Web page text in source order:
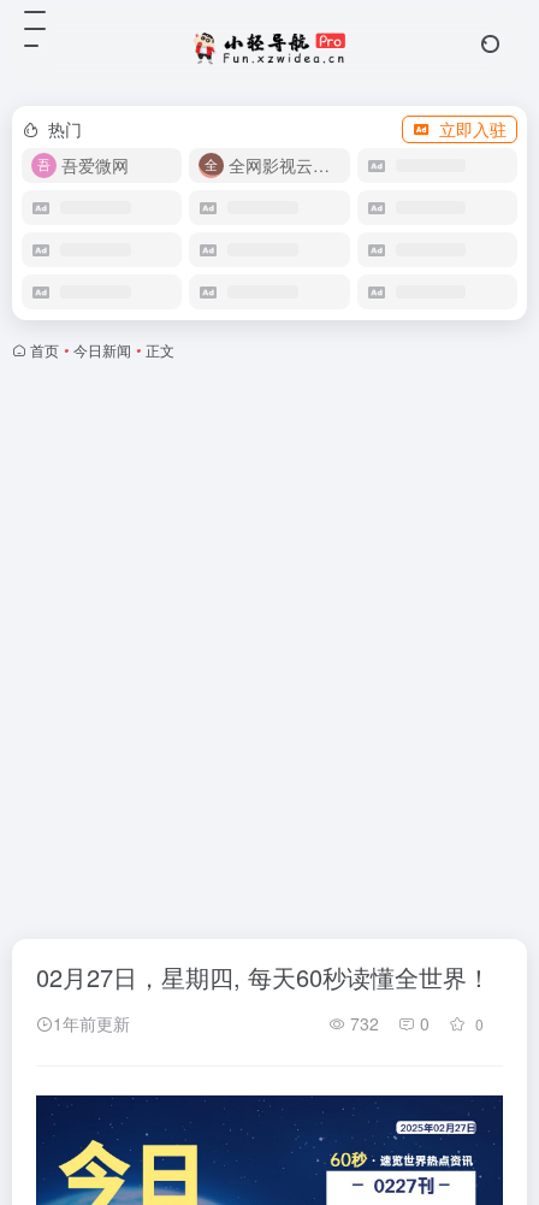
热门
立即入驻
吾爱微网
全网影视云盘资源
首页 • 今日新闻 • 正文
02月27日，星期四, 每天60秒读懂全世界！
1年前更新 732 0 0